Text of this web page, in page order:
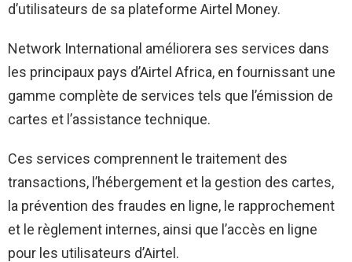
d’utilisateurs de sa plateforme Airtel Money.
Network International améliorera ses services dans
les principaux pays d’Airtel Africa, en fournissant une
gamme complète de services tels que l’émission de
cartes et l’assistance technique.
Ces services comprennent le traitement des
transactions, l’hébergement et la gestion des cartes,
la prévention des fraudes en ligne, le rapprochement
et le règlement internes, ainsi que l’accès en ligne
pour les utilisateurs d’Airtel.